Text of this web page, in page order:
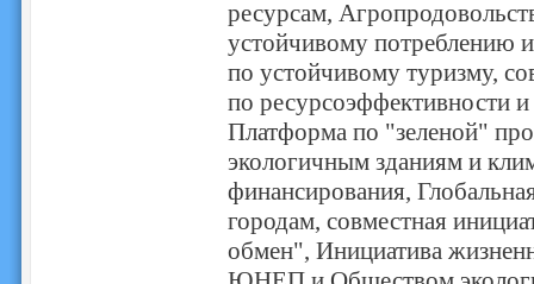
ресурсам,
устойчивому потреблению
по устойчивому
по ресурсоэффективности
Платформа по "зеленой"
экологичным зданиям и
финансирования,
городам, совместная
обмен", Инициатива